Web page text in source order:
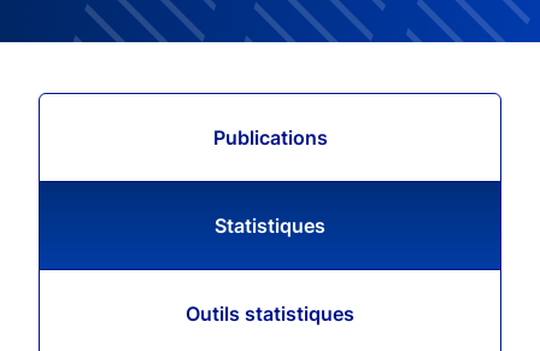
Publications
Statistiques
Outils statistiques